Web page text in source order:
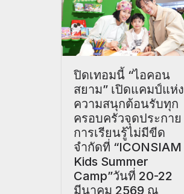
ปิดเทอมนี้ “ไอคอน
สยาม” เปิดแคมป์แห่ง
ความสนุกต้อนรับทุก
ครอบครัวจุดประกาย
การเรียนรู้ไม่มีขีด
จำกัดที่ “ICONSIAM
Kids Summer
Camp”วันที่ 20-22
มีนาคม 2569 ณ